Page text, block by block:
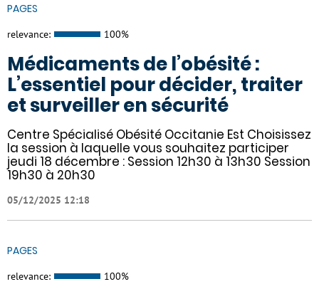
PAGES
relevance: 100%
Médicaments de l’obésité :
L’essentiel pour décider, traiter
et surveiller en sécurité
Centre Spécialisé Obésité Occitanie Est Choisissez
la session à laquelle vous souhaitez participer
jeudi 18 décembre : Session 12h30 à 13h30 Session
19h30 à 20h30
05/12/2025 12:18
PAGES
relevance: 100%